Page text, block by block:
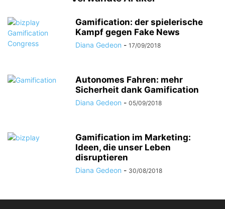
Gamification: der spielerische
Kampf gegen Fake News
Diana Gedeon - 17/09/2018
Autonomes Fahren: mehr
Sicherheit dank Gamification
Diana Gedeon - 05/09/2018
Gamification im Marketing:
Ideen, die unser Leben
disruptieren
Diana Gedeon - 30/08/2018